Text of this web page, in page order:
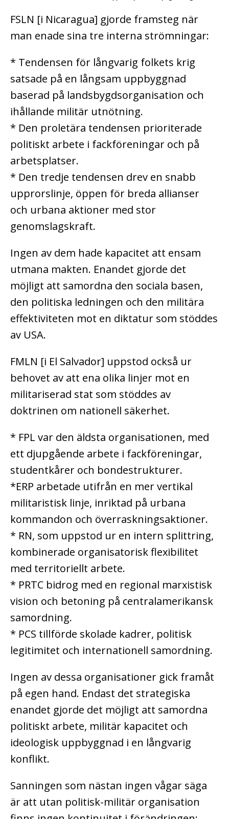
FSLN [i Nicaragua] gjorde framsteg när
man enade sina tre interna strömningar:
* Tendensen för långvarig folkets krig
satsade på en långsam uppbyggnad
baserad på landsbygdsorganisation och
ihållande militär utnötning.
* Den proletära tendensen prioriterade
politiskt arbete i fackföreningar och på
arbetsplatser.
* Den tredje tendensen drev en snabb
upprorslinje, öppen för breda allianser
och urbana aktioner med stor
genomslagskraft.
Ingen av dem hade kapacitet att ensam
utmana makten. Enandet gjorde det
möjligt att samordna den sociala basen,
den politiska ledningen och den militära
effektiviteten mot en diktatur som stöddes
av USA.
FMLN [i El Salvador] uppstod också ur
behovet av att ena olika linjer mot en
militariserad stat som stöddes av
doktrinen om nationell säkerhet.
* FPL var den äldsta organisationen, med
ett djupgående arbete i fackföreningar,
studentkårer och bondestrukturer.
*ERP arbetade utifrån en mer vertikal
militaristisk linje, inriktad på urbana
kommandon och överraskningsaktioner.
* RN, som uppstod ur en intern splittring,
kombinerade organisatorisk flexibilitet
med territoriellt arbete.
* PRTC bidrog med en regional marxistisk
vision och betoning på centralamerikansk
samordning.
* PCS tillförde skolade kadrer, politisk
legitimitet och internationell samordning.
Ingen av dessa organisationer gick framåt
på egen hand. Endast det strategiska
enandet gjorde det möjligt att samordna
politiskt arbete, militär kapacitet och
ideologisk uppbyggnad i en långvarig
konflikt.
Sanningen som nästan ingen vågar säga
är att utan politisk-militär organisation